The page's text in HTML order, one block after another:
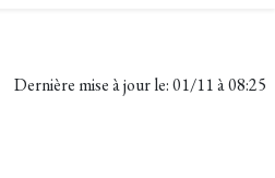
Dernière mise à jour le:01/11 à 08:25